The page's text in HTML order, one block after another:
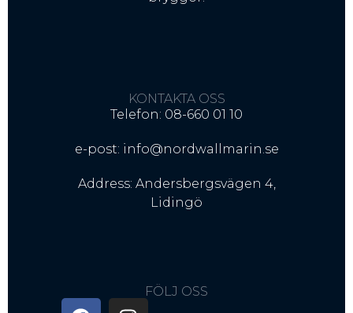
KONTAKTA OSS
Telefon: 08-660 01 10
e-post: info@nordwallmarin.se
Address: Andersbergsvägen 4,
Lidingö
FÖLJ OSS